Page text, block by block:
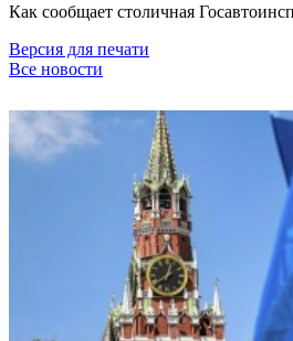
Как сообщает столичная
Версия для печати
Все новости